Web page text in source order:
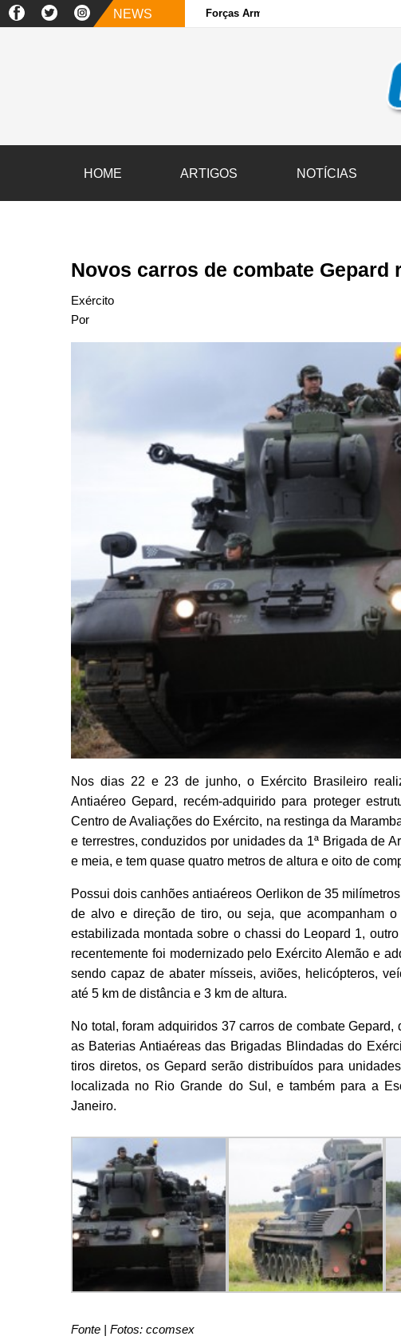
NEWS Forças Armadas e sociedade civil
HOME ARTIGOS NOTÍCIAS
Novos carros de combate
Exército
Por
Nos dias 22 e 23 de junho, o Exército Brasileiro
Antiaéreo Gepard, recém-adquirido para proteger
Centro de Avaliações do Exército, na restinga da
e terrestres, conduzidos por unidades da 1ª Brigada de
e meia, e tem quase quatro metros de altura e oito de
Possui dois canhões antiaéreos Oerlikon de 35
de alvo e direção de tiro, ou seja, que acompanham
estabilizada montada sobre o chassi do Leopard 1,
recentemente foi modernizado pelo Exército Alemão e
sendo capaz de abater mísseis, aviões, helicópteros,
até 5 km de distância e 3 km de altura.
No total, foram adquiridos 37 carros de combate
as Baterias Antiaéreas das Brigadas Blindadas do
tiros diretos, os Gepard serão distribuídos para
localizada no Rio Grande do Sul, e também para a
Janeiro.
Fonte | Fotos: ccomsex